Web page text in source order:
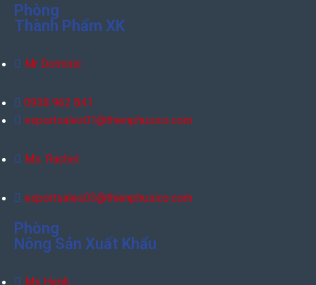
Phòng
Thành Phẩm XK
Mr Dominic
0938 962 841
exportsales01@thienphusico.com
Ms. Rachel
exportsales03@thienphusico.com
Phòng
Nông Sản Xuất Khẩu
Ms Hạnh